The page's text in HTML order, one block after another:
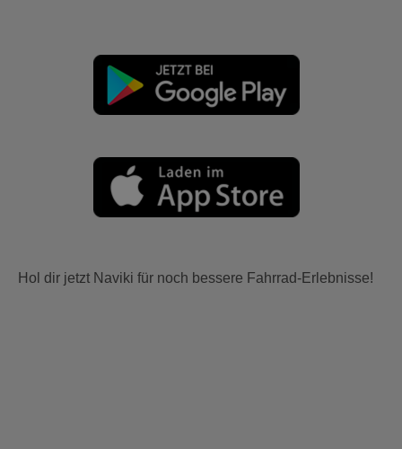
Hol dir jetzt Naviki für noch bessere Fahrrad-Erlebnisse!